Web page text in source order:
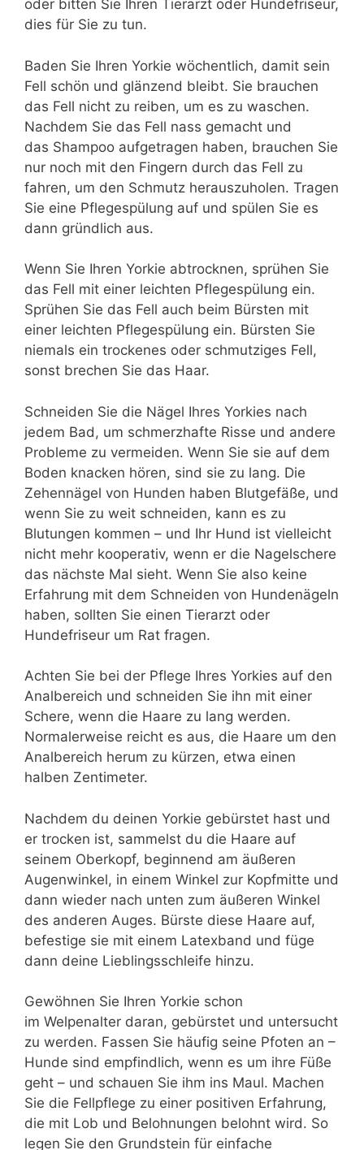
oder bitten Sie Ihren Tierarzt oder Hundefriseur,
dies für Sie zu tun.
Baden Sie Ihren Yorkie wöchentlich, damit sein
Fell schön und glänzend bleibt. Sie brauchen
das Fell nicht zu reiben, um es zu waschen.
Nachdem Sie das Fell nass gemacht und
das Shampoo aufgetragen haben, brauchen Sie
nur noch mit den Fingern durch das Fell zu
fahren, um den Schmutz herauszuholen. Tragen
Sie eine Pflegespülung auf und spülen Sie es
dann gründlich aus.
Wenn Sie Ihren Yorkie abtrocknen, sprühen Sie
das Fell mit einer leichten Pflegespülung ein.
Sprühen Sie das Fell auch beim Bürsten mit
einer leichten Pflegespülung ein. Bürsten Sie
niemals ein trockenes oder schmutziges Fell,
sonst brechen Sie das Haar.
Schneiden Sie die Nägel Ihres Yorkies nach
jedem Bad, um schmerzhafte Risse und andere
Probleme zu vermeiden. Wenn Sie sie auf dem
Boden knacken hören, sind sie zu lang. Die
Zehennägel von Hunden haben Blutgefäße, und
wenn Sie zu weit schneiden, kann es zu
Blutungen kommen – und Ihr Hund ist vielleicht
nicht mehr kooperativ, wenn er die Nagelschere
das nächste Mal sieht. Wenn Sie also keine
Erfahrung mit dem Schneiden von Hundenägeln
haben, sollten Sie einen Tierarzt oder
Hundefriseur um Rat fragen.
Achten Sie bei der Pflege Ihres Yorkies auf den
Analbereich und schneiden Sie ihn mit einer
Schere, wenn die Haare zu lang werden.
Normalerweise reicht es aus, die Haare um den
Analbereich herum zu kürzen, etwa einen
halben Zentimeter.
Nachdem du deinen Yorkie gebürstet hast und
er trocken ist, sammelst du die Haare auf
seinem Oberkopf, beginnend am äußeren
Augenwinkel, in einem Winkel zur Kopfmitte und
dann wieder nach unten zum äußeren Winkel
des anderen Auges. Bürste diese Haare auf,
befestige sie mit einem Latexband und füge
dann deine Lieblingsschleife hinzu.
Gewöhnen Sie Ihren Yorkie schon
im Welpenalter daran, gebürstet und untersucht
zu werden. Fassen Sie häufig seine Pfoten an –
Hunde sind empfindlich, wenn es um ihre Füße
geht – und schauen Sie ihm ins Maul. Machen
Sie die Fellpflege zu einer positiven Erfahrung,
die mit Lob und Belohnungen belohnt wird. So
legen Sie den Grundstein für einfache